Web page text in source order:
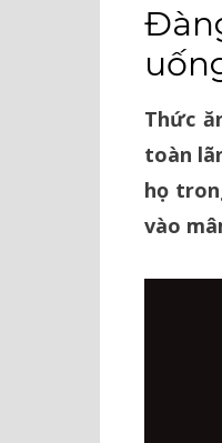
ON
Thức
toàn
họ
vào